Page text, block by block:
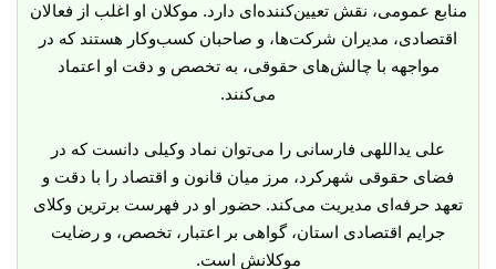
منابع عمومی، نقش تعیین‌کننده‌ای دارد. موکلان او اغلب از فعالان
اقتصادی، مدیران شرکت‌ها، و صاحبان کسب‌وکار هستند که در
مواجهه با چالش‌های حقوقی، به تخصص و دقت او اعتماد
می‌کنند.
علی یداللهی فارسانی را می‌توان نماد وکیلی دانست که در
فضای حقوقی شهرکرد، مرز میان قانون و اقتصاد را با دقت و
تعهد حرفه‌ای مدیریت می‌کند. حضور او در فهرست برترین وکلای
جرایم اقتصادی استان، گواهی بر اعتبار، تخصص، و رضایت
موکلانش است.